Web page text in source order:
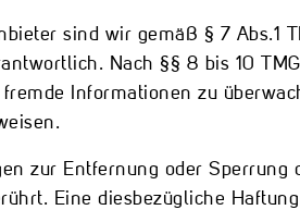
sind wir gemäß § 7 Abs.1
Nach §§ 8 bis 10
Informationen zu
zur Entfernung oder
Eine diesbezügliche